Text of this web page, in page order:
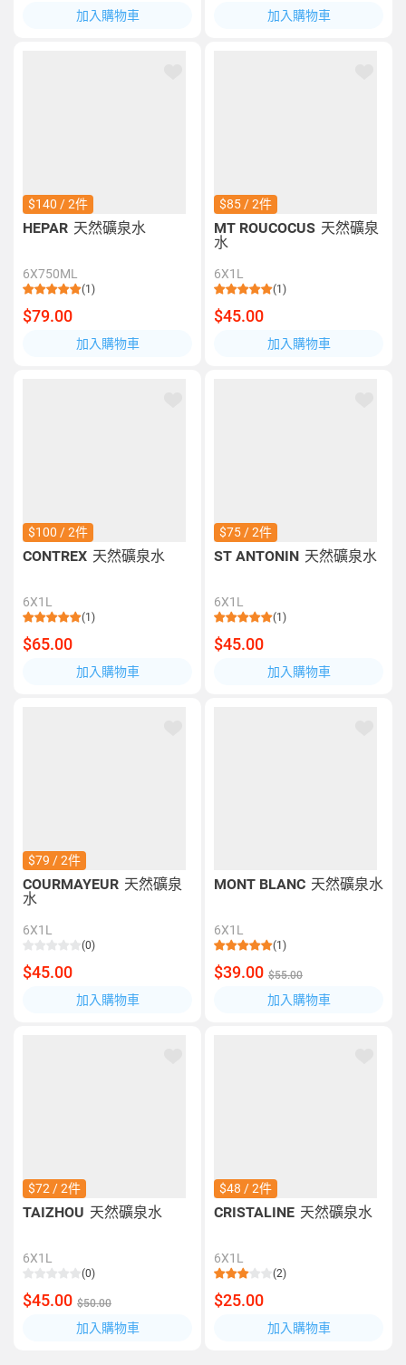
加入購物車 加入購物車
$140 / 2件
HEPAR 天然礦泉水
6X750ML
(1)
$79.00
加入購物車
$85 / 2件
MT ROUCOCUS 天然礦泉
水
6X1L
(1)
$45.00
加入購物車
$100 / 2件
CONTREX 天然礦泉水
6X1L
(1)
$65.00
加入購物車
$75 / 2件
ST ANTONIN 天然礦泉水
6X1L
(1)
$45.00
加入購物車
$79 / 2件
COURMAYEUR 天然礦泉
水
6X1L
(0)
$45.00
加入購物車
MONT BLANC 天然礦泉水
6X1L
(1)
$39.00 $55.00
加入購物車
$72 / 2件
TAIZHOU 天然礦泉水
6X1L
(0)
$45.00 $50.00
加入購物車
$48 / 2件
CRISTALINE 天然礦泉水
6X1L
(2)
$25.00
加入購物車